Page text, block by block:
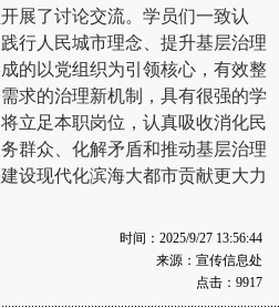
展了讨论交流。学员们一致认
行人民城市理念、提升基层治理
的以党组织为引领核心，有效整
求的治理新机制，具有很强的学
立足本职岗位，认真吸收消化民
群众、化解矛盾和推动基层治理
设现代化滨海大都市贡献更大力
时间：2025/9/27 13:56:44
来源：宣传信息处
点击：9917